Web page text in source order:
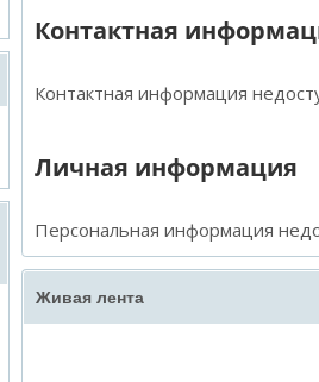
Контактная
Контактная информация
Личная информация
Персональная информация
Живая лента